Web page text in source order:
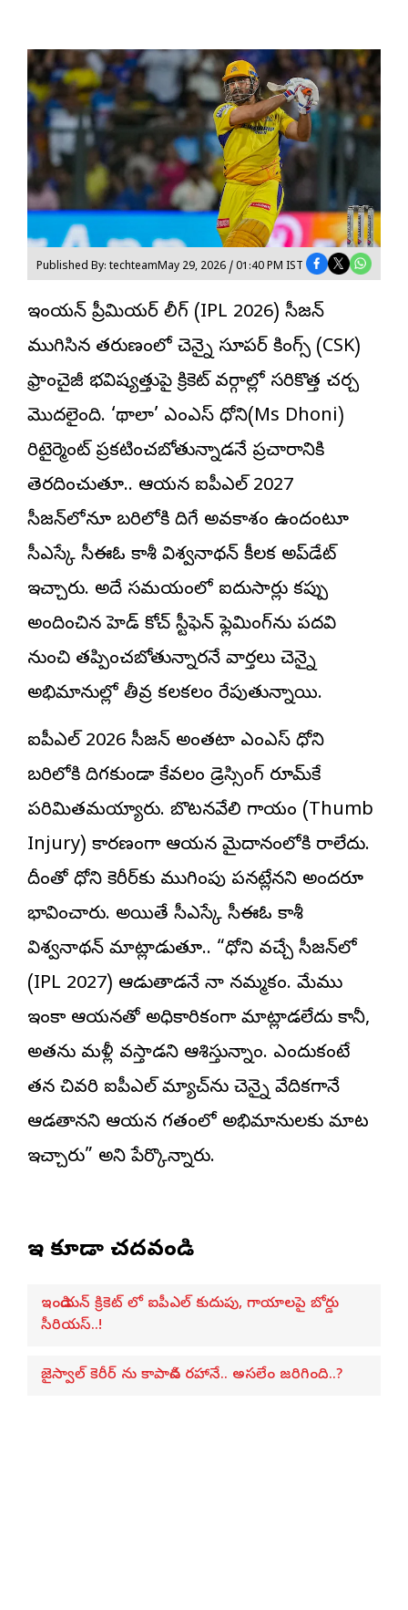
Published By: techteamMay 29, 2026 / 01:40 PM IST
ఇండియన్ ప్రీమియర్ లీగ్ (IPL 2026) సీజన్
ముగిసిన తరుణంలో చెన్నై సూపర్ కింగ్స్ (CSK)
ఫ్రాంచైజీ భవిష్యత్తుపై క్రికెట్ వర్గాల్లో సరికొత్త చర్చ
మొదలైంది. ‘థాలా’ ఎంఎస్ ధోని(Ms Dhoni)
రిటైర్మెంట్ ప్రకటించబోతున్నాడనే ప్రచారానికి
తెరదించుతూ.. ఆయన ఐపీఎల్ 2027
సీజన్‌లోనూ బరిలోకి దిగే అవకాశం ఉందంటూ
సీఎస్కే సీఈఓ కాశీ విశ్వనాథన్ కీలక అప్‌డేట్
ఇచ్చారు. అదే సమయంలో ఐదుసార్లు కప్పు
అందించిన హెడ్ కోచ్ స్టీఫెన్ ఫ్లెమింగ్‌ను పదవి
నుంచి తప్పించబోతున్నారనే వార్తలు చెన్నై
అభిమానుల్లో తీవ్ర కలకలం రేపుతున్నాయి.
ఐపీఎల్ 2026 సీజన్ అంతటా ఎంఎస్ ధోని
బరిలోకి దిగకుండా కేవలం డ్రెస్సింగ్ రూమ్‌కే
పరిమితమయ్యారు. బొటనవేలి గాయం (Thumb
Injury) కారణంగా ఆయన మైదానంలోకి రాలేదు.
దీంతో ధోని కెరీర్‌కు ముగింపు పడినట్లేనని అందరూ
భావించారు. అయితే సీఎస్కే సీఈఓ కాశీ
విశ్వనాథన్ మాట్లాడుతూ.. “ధోని వచ్చే సీజన్‌లో
(IPL 2027) ఆడుతాడనే నా నమ్మకం. మేము
ఇంకా ఆయనతో అధికారికంగా మాట్లాడలేదు కానీ,
అతను మళ్లీ వస్తాడని ఆశిస్తున్నాం. ఎందుకంటే
తన చివరి ఐపీఎల్ మ్యాచ్‌ను చెన్నై వేదికగానే
ఆడతానని ఆయన గతంలో అభిమానులకు మాట
ఇచ్చారు” అని పేర్కొన్నారు.
ఇవి కూడా చదవండి
ఇండియన్ క్రికెట్ లో ఐపీఎల్ కుదుపు, గాయాలపై బోర్డు
సీరియస్..!
జైస్వాల్‌ కెరీర్ ను కాపాడిన రహానే.. అసలేం జరిగింది..?